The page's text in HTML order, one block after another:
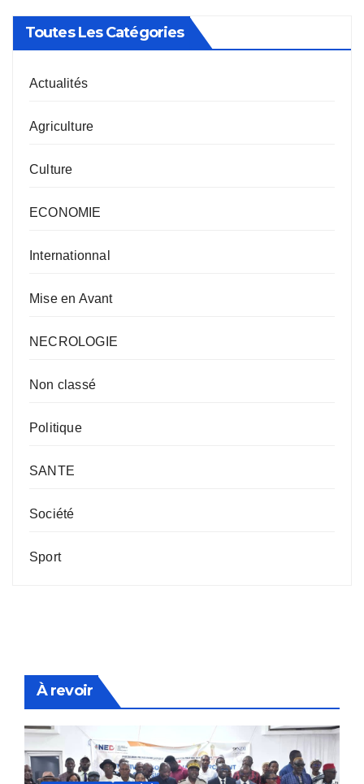
Toutes Les Catégories
Actualités
Agriculture
Culture
ECONOMIE
Internationnal
Mise en Avant
NECROLOGIE
Non classé
Politique
SANTE
Société
Sport
À revoir